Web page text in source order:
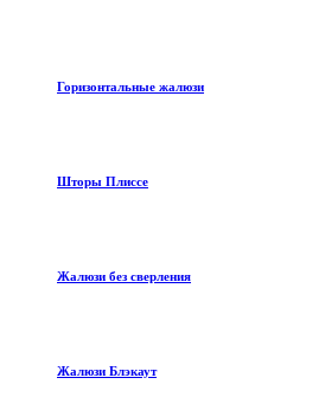
Горизонтальные жалюзи
Шторы Плиссе
Жалюзи без сверления
Жалюзи Блэкаут